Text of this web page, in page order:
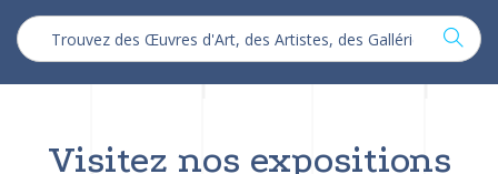
Visitez nos expositions